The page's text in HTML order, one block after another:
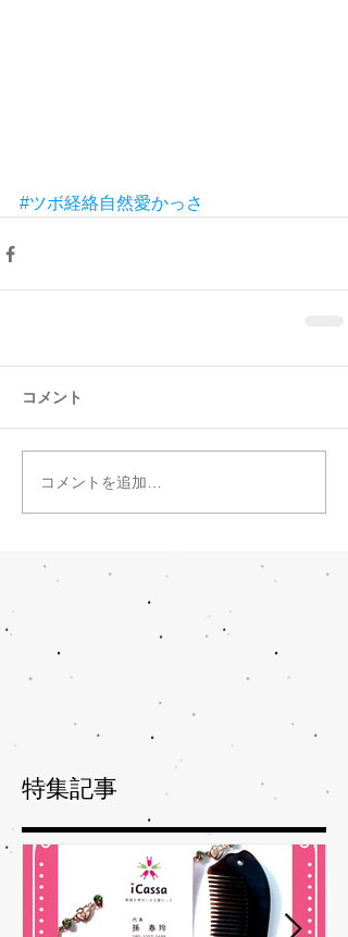
#ツボ経絡自然愛かっさ
コメント
コメントを追加…
特集記事